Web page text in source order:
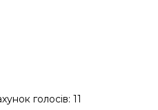
голосів: 11